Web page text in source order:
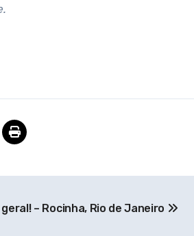
– Rocinha, Rio de Janeiro